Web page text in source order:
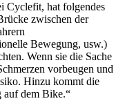
Cyclefit, hat folgendes
zwischen der
Bewegung, usw.)
Wenn sie die Sache
vorbeugen und
Hinzu kommt die
auf dem Bike.“